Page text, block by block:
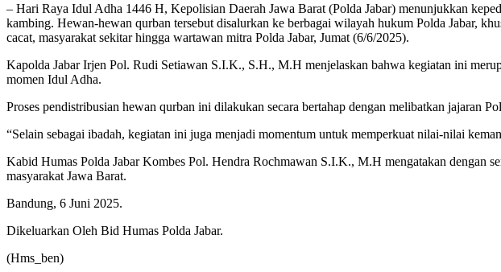
– Hari Raya Idul Adha 1446 H, Kepolisian Daerah Jawa Barat (Polda Jabar) menunjukkan
kambing. Hewan-hewan qurban tersebut disalurkan ke berbagai wilayah hukum Polda Jabar,
cacat, masyarakat sekitar hingga wartawan mitra Polda Jabar, Jumat (6/6/2025).
Kapolda Jabar Irjen Pol. Rudi Setiawan S.I.K., S.H., M.H menjelaskan bahwa kegiatan ini
momen Idul Adha.
Proses pendistribusian hewan qurban ini dilakukan secara bertahap dengan melibatkan jajaran
“Selain sebagai ibadah, kegiatan ini juga menjadi momentum untuk memperkuat nilai-nilai
Kabid Humas Polda Jabar Kombes Pol. Hendra Rochmawan S.I.K., M.H mengatakan dengan
masyarakat Jawa Barat.
Bandung, 6 Juni 2025.
Dikeluarkan Oleh Bid Humas Polda Jabar.
(Hms_ben)